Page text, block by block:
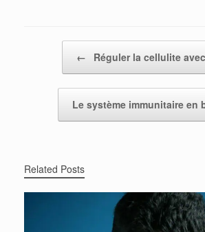
Post navigation
← Réguler la cellulite
Le système immunitaire en
Related Posts